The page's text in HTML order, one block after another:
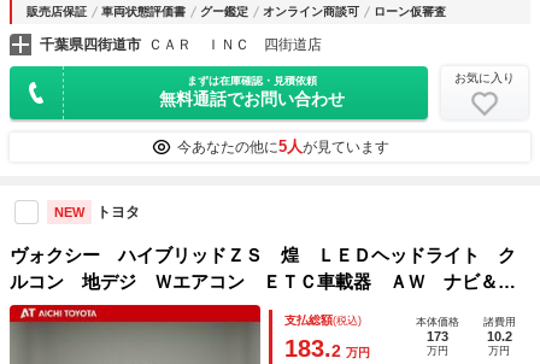
販売店保証 車両状態評価書 グー鑑定 オンライン商談可 ローン仮審査
千葉県四街道市 ＣＡＲ ＩＮＣ 四街道店
まずは在庫確認・見積依頼
無料通話でお問い合わせ
お気に入り
今あなたの他に5人が見ています
NEW トヨタ
ヴォクシー ハイブリッドＺＳ 煌 ＬＥＤヘッドライト ク
ルコン 地デジ Ｗエアコン ＥＴＣ車載器 ＡＷ ナビ＆Ｔ
Ｖ 盗難防止装置 エアコン ＡＢＳ 横滑防止 キーフリ
ー パワーウィンドウ メモリーナビ ３列シート スマキ
支払総額(税込)
183.2 万円
本体価格
173
万円
諸費用
10.2
万円